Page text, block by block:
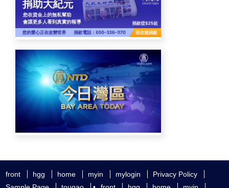
front hgg home myin mylogin
Privacy Policy